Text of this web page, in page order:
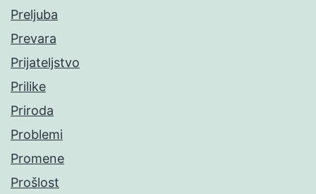
Preljuba
Prevara
Prijateljstvo
Prilike
Priroda
Problemi
Promene
Prošlost